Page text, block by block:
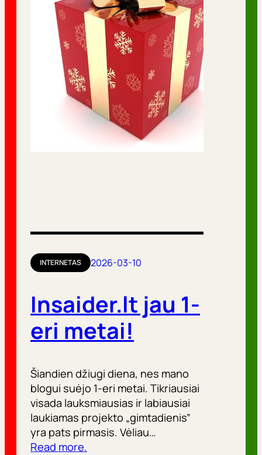
INTERNETAS 2026-03-10
Insaider.lt jau 1-
eri metai!
Šiandien džiugi diena, nes mano
blogui suėjo 1-eri metai. Tikriausiai
visada lauksmiausias ir labiausiai
laukiamas projekto „gimtadienis”
yra pats pirmasis. Vėliau…
Read more.